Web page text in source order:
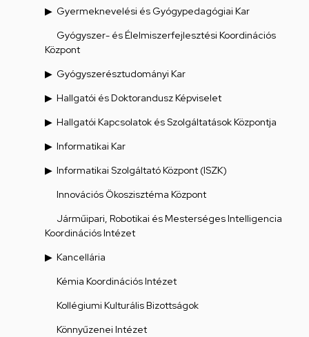
Gyermeknevelési és Gyógypedagógiai Kar
Gyógyszer- és Élelmiszerfejlesztési Koordinációs
Központ
Gyógyszerésztudományi Kar
Hallgatói és Doktorandusz Képviselet
Hallgatói Kapcsolatok és Szolgáltatások Központja
Informatikai Kar
Informatikai Szolgáltató Központ (ISZK)
Innovációs Ökoszisztéma Központ
Járműipari, Robotikai és Mesterséges Intelligencia
Koordinációs Intézet
Kancellária
Kémia Koordinációs Intézet
Kollégiumi Kulturális Bizottságok
Könnyűzenei Intézet